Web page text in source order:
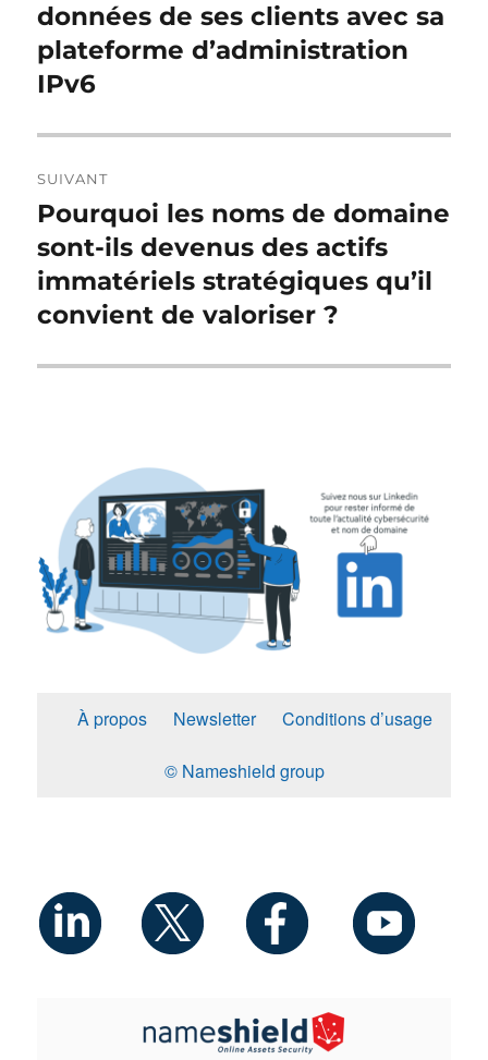
l’article
précédente :
données de ses clients avec sa
plateforme d’administration
IPv6
SUIVANT
Publication
suivante :
Pourquoi les noms de domaine
sont-ils devenus des actifs
immatériels stratégiques qu’il
convient de valoriser ?
À propos Newsletter Conditions d’usage
© Nameshield group